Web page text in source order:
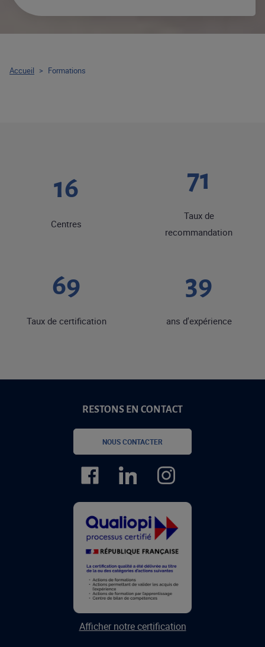
20
Centres
92
Taux de
recommandation
90
Taux de certification
50
ans d'expérience
RESTONS EN CONTACT
NOUS CONTACTER
Afficher notre certification
Accueil > Formations